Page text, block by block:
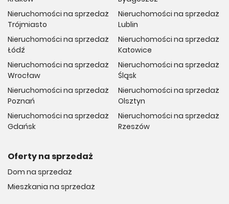
Nieruchomości na sprzedaż
Trójmiasto
Nieruchomości na sprzedaż
Łódź
Nieruchomości na sprzedaż
Wrocław
Nieruchomości na sprzedaż
Poznań
Nieruchomości na sprzedaż
Gdańsk
Nieruchomości na sprzedaż
Lublin
Nieruchomości na sprzedaż
Katowice
Nieruchomości na sprzedaż
Śląsk
Nieruchomości na sprzedaż
Olsztyn
Nieruchomości na sprzedaż
Rzeszów
Oferty na sprzedaż
Dom na sprzedaż
Mieszkania na sprzedaż